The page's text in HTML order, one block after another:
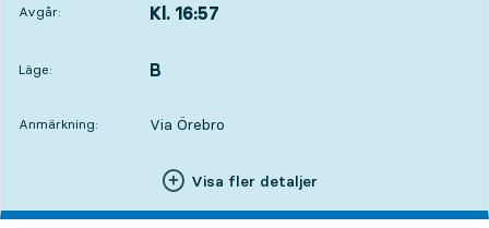
Avgår: Kl. 16:57
Läge:
LÄGE, B
,
Anmärkning: Via Örebro
Visa fler detaljer